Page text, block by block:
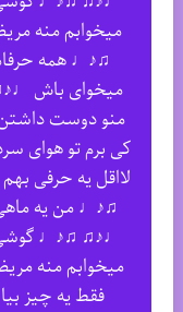
میخوابم منه
♫♪♩ همه
میخوای باش
منو دوست
کی برم تو هوای
لااقل یه حرفی
♫♪♩ من یه ماهی
♩♪♫ ♫♪♩
میخوابم منه
فقط یه چیز